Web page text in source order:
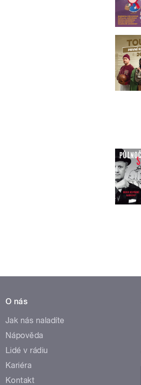
O nás
Jak nás naladíte
Nápověda
Lidé v rádiu
Kariéra
Kontakt